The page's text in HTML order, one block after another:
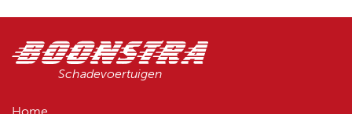
Schadevoertuigen